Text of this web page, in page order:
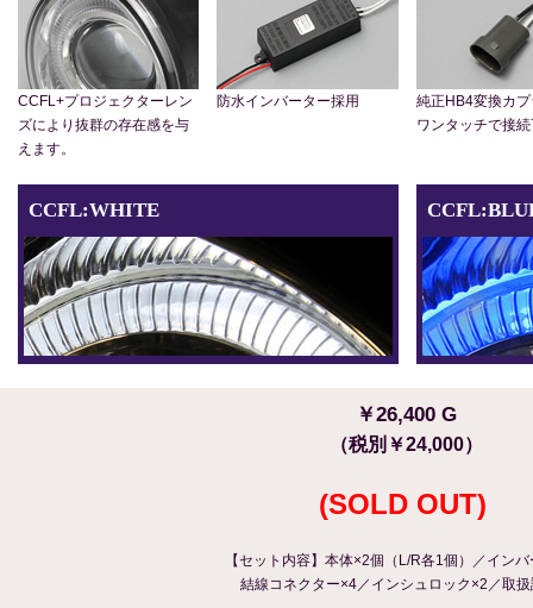
CCFL+プロジェクターレン
ズにより抜群の存在感を与
えます。
防水インバーター採用
純正HB4変換カ
ワンタッチで接
CCFL:WHITE
￥26,400 G
（税別￥24,000）
(SOLD OUT)
【セット内容】本体×2個（L/R各1個）／イン
結線コネクター×4／インシュロック×2／取